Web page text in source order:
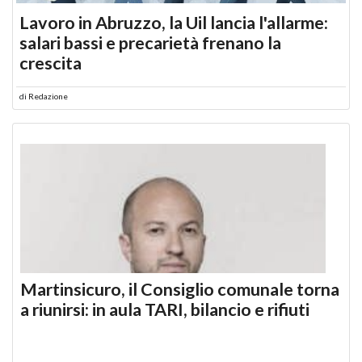
Lavoro in Abruzzo, la Uil lancia l'allarme:
salari bassi e precarietà frenano la
crescita
di Redazione
Martinsicuro, il Consiglio comunale torna
a riunirsi: in aula TARI, bilancio e rifiuti